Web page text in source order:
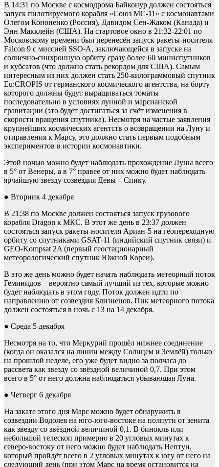
В 14:31 по Москве с космодрома Байконур должен состояться
запуск пилотируемого корабля «Союз МС-11» с космонавтами
Олегом Кононенко (Россия), Давидом Сен-Жаком (Канада) и
Энн Макклейн (США). На стартовое окно в 21:32-22:01 по
Московскому времени был перенесён запуск ракеты-носителя
Falcon 9 с миссией SSO-A, заключающейся в запуске на
солнечно-синхронную орбиту сразу более 60 миниспутников
и кубсатов (что должно стать рекордом для США). Самым
интересным из них должен стать 250-килограммовый спутник
Eu:CROPIS от германского космического агентства, на борту
которого должны будут выращиваться томаты
последовательно в условиях лунной и марсианской
гравитации (это будет достигаться за счёт изменения в
скорости вращения спутника). Несмотря на частые заявления
крупнейших космических агентств о возвращении на Луну и
отправления к Марсу, это должно стать первым подобным
экспериментов в истории космонавтики.
Этой ночью можно будет наблюдать прохождение Луны всего
в 5° от Венеры, а в 7° правее от них можно будет наблюдать
ярчайшую звезду созвездия Девы – Спику.
● Вторник 4 декабря
В 21:38 по Москве должен состояться запуск грузового
корабля Dragon к МКС. В этот же день в 23:37 должен
состояться запуск ракеты-носителя Ариан-5 на геопереходную
орбиту со спутниками GSAT-11 (индийский спутник связи) и
GEO-Kompsat 2A (первый геостационарный
метеорологический спутник Южной Кореи).
В это же день можно будет начать наблюдать метеорный поток
Геминидов – вероятно самый лучший из тех, которые можно
будет наблюдать в этом году. Поток должен идти по
направлению от созвездия Близнецов. Пик метеорного потока
должен состояться в ночь с 13 на 14 декабря.
● Среда 5 декабря
Несмотря на то, что Меркурий прошёл нижнее соединение
(когда он оказался на линии между Солнцем и Землёй) только
на прошлой неделе, его уже будет видно за полчаса до
рассвета как звезду со звёздной величиной 0,7. При этом
всего в 5° от него должна наблюдаться убывающая Луна.
● Четверг 6 декабря
На закате этого дня Марс можно будет обнаружить в
созвездии Водолея на юго-юго-востоке на полпути от зенита
как звезду со звёздной величиной 0,1. В бинокль или
небольшой телескоп примерно в 20 угловых минутах к
северо-востоку от него можно будет наблюдать Нептун,
который пройдёт всего в 2 угловых минутах к югу от него на
следующий день (при этом Марс на время остановится на